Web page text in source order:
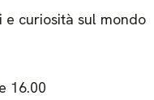
curiosità sul mondo
16.00